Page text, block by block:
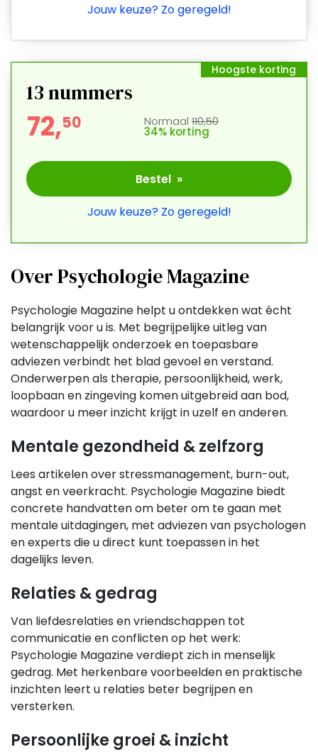
Jouw keuze? Zo geregeld!
Hoogste korting
13nummers
72,50 Normaal 110,50
34% korting
Bestel »
Jouw keuze? Zo geregeld!
Over Psychologie Magazine
Psychologie Magazine helpt u ontdekken wat écht
belangrijk voor u is. Met begrijpelijke uitleg van
wetenschappelijk onderzoek en toepasbare
adviezen verbindt het blad gevoel en verstand.
Onderwerpen als therapie, persoonlijkheid, werk,
loopbaan en zingeving komen uitgebreid aan bod,
waardoor u meer inzicht krijgt in uzelf en anderen.
Mentale gezondheid & zelfzorg
Lees artikelen over stressmanagement, burn-out,
angst en veerkracht. Psychologie Magazine biedt
concrete handvatten om beter om te gaan met
mentale uitdagingen, met adviezen van psychologen
en experts die u direct kunt toepassen in het
dagelijks leven.
Relaties & gedrag
Van liefdesrelaties en vriendschappen tot
communicatie en conflicten op het werk:
Psychologie Magazine verdiept zich in menselijk
gedrag. Met herkenbare voorbeelden en praktische
inzichten leert u relaties beter begrijpen en
versterken.
Persoonlijke groei & inzicht